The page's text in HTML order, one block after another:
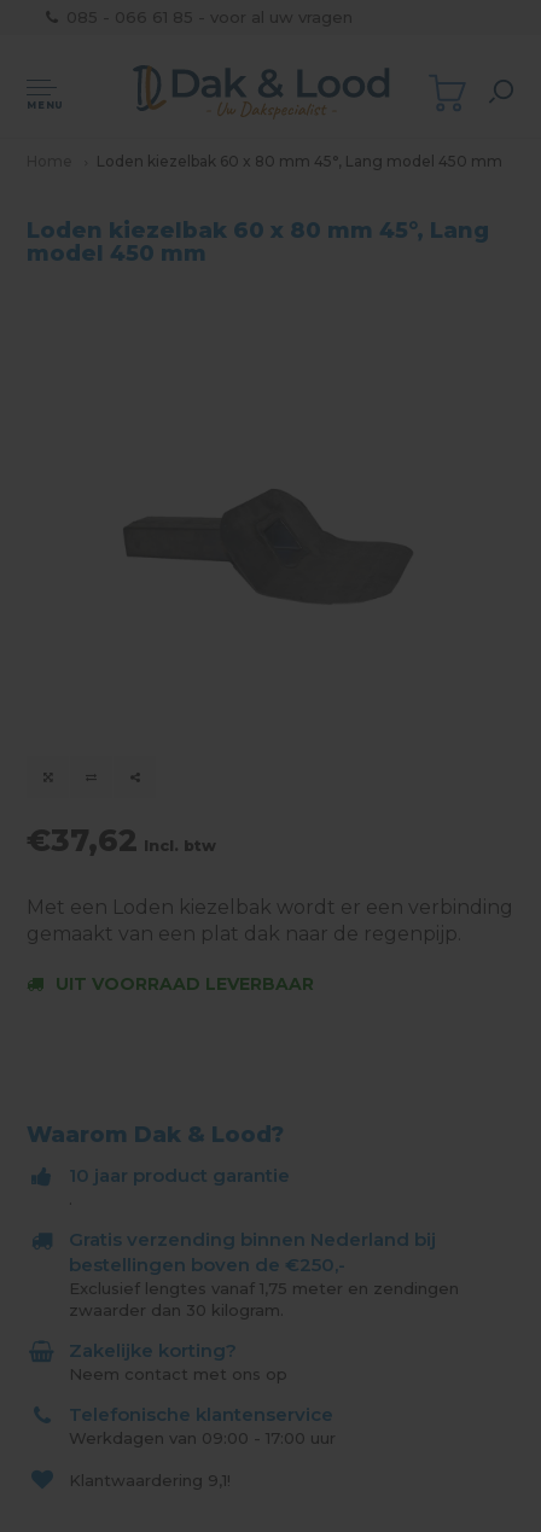
MENU
Loden kiezelbak 60 x 80 mm 45°, Lang model 450 mm
Loden kiezelbak 60 x 80 mm 45°, Lang
model 450 mm
€37,62 Incl. btw
Met een Loden kiezelbak wordt er een verbinding
gemaakt van een plat dak naar de regenpijp.
UIT VOORRAAD LEVERBAAR
Waarom Dak & Lood?
10 jaar product garantie
.
Gratis verzending binnen Nederland bij
bestellingen boven de €250,-
Exclusief lengtes vanaf 1,75 meter en zendingen
zwaarder dan 30 kilogram.
Zakelijke korting?
Neem contact met ons op
Telefonische klantenservice
Werkdagen van 09:00 - 17:00 uur
Klantwaardering 9,1!